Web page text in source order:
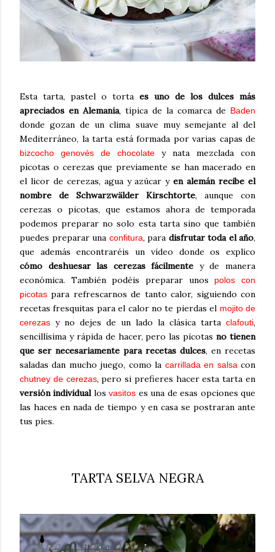
Esta tarta, pastel o torta es uno de los dulces más
apreciados en Alemania, típica de la comarca de Baden
donde gozan de un clima suave muy semejante al del
Mediterráneo, la tarta está formada por varias capas de
bizcocho genovés de chocolate y nata mezclada con
picotas o cerezas que previamente se han macerado en
el licor de cerezas, agua y azúcar yen alemán recibe el
nombre de Schwarzwälder Kirschtorte, aunque con
cerezas o picotas, que estamos ahora de temporada
podemos preparar no solo esta tarta sino que también
puedes preparar una confitura, para disfrutar toda el año,
que además encontraréis un vídeo donde os explico
cómo deshuesar las cerezas fácilmente y de manera
económica. También podéis preparar unos
polos con
picotas para refrescarnos de tanto calor, siguiendo con
recetas fresquitas para el calor no te pierdas el mojito de
cerezas y no dejes de un lado la clásica tarta clafouti,
sencillísima y rápida de hacer, pero las picotasno tienen
que ser necesariamente para recetas dulces, en recetas
saladas dan mucho juego, como la carrillada en salsacon
chutney de cerezas, pero si prefieres hacer esta tarta en
versión individuallosvasitos es una de esas opciones que
las haces en nada de tiempo y en casa se postraran ante
tus pies.
TARTA SELVA NEGRA